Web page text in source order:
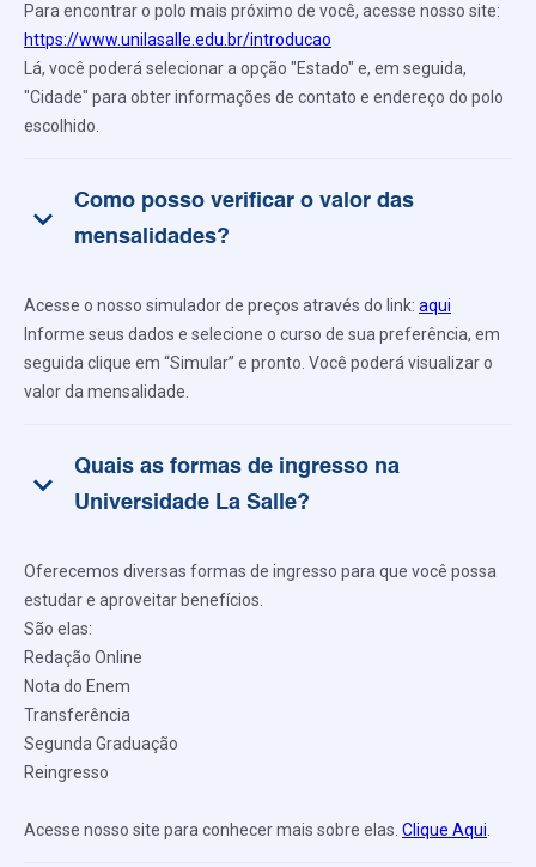
Para encontrar o polo mais próximo de você, acesse nosso site:
https://www.unilasalle.edu.br/introducao
Lá, você poderá selecionar a opção "Estado" e, em seguida,
"Cidade" para obter informações de contato e endereço do polo
escolhido.
keyboard_arrow_down
Como posso verificar o valor das
mensalidades?
Acesse o nosso simulador de preços através do link: aqui
Informe seus dados e selecione o curso de sua preferência, em
seguida clique em “Simular” e pronto. Você poderá visualizar o
valor da mensalidade.
keyboard_arrow_down
Quais as formas de ingresso na
Universidade La Salle?
Oferecemos diversas formas de ingresso para que você possa
estudar e aproveitar benefícios.
São elas:
Redação Online
Nota do Enem
Transferência
Segunda Graduação
Reingresso
Acesse nosso site para conhecer mais sobre elas. Clique Aqui.